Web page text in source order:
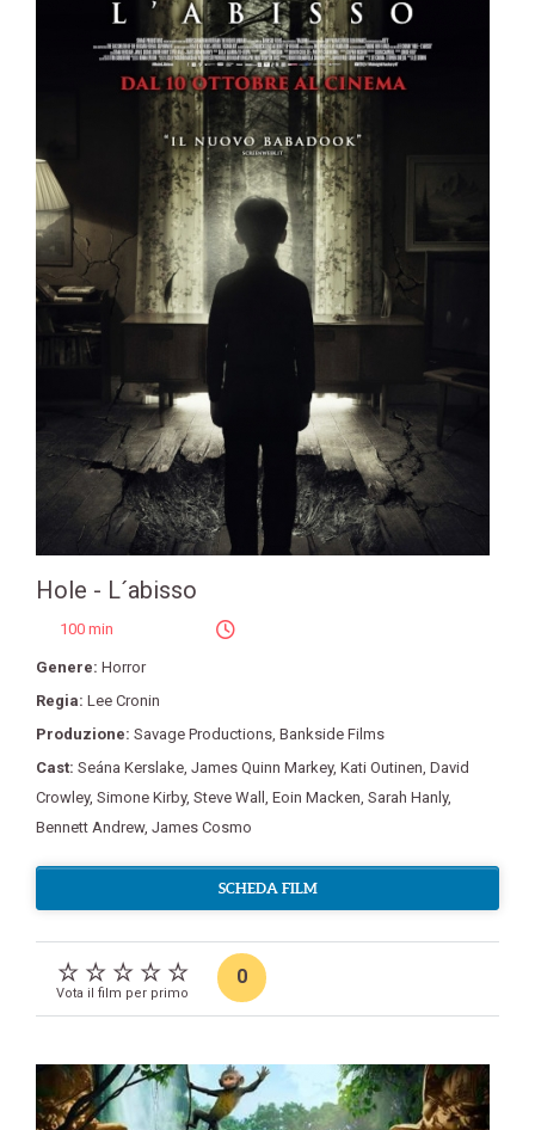
Hole - L´abisso
100 min
Genere: Horror
Regia: Lee Cronin
Produzione: Savage Productions, Bankside Films
Cast: Seána Kerslake, James Quinn Markey, Kati Outinen, David
Crowley, Simone Kirby, Steve Wall , Eoin Macken, Sarah Hanly,
Bennett Andrew, James Cosmo
SCHEDA FILM
Vota il film per primo
0